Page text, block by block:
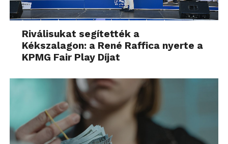
Riválisukat segítették a
Kékszalagon: a René Raffica nyerte a
KPMG Fair Play Díjat